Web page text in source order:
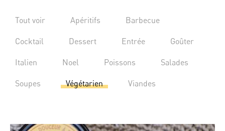
Tout voir Apéritifs Barbecue
Cocktail Dessert Entrée Goûter
Italien Noel Poissons Salades
Soupes Végétarien Viandes